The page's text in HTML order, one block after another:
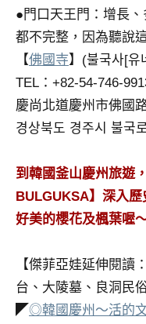
●門口天王門：增長
都不完整，因為聽說
【佛國寺】(불국사[유
TEL：+82-54-746-
慶尚北道慶州市佛國
경상북도 경주시 불국
到韓國釜山慶州旅遊
BULGUKSA】深入
好美的櫻花及楓葉喔
【傑菲亞娃延伸閱讀
台、大陵墓、良洞民俗
◤◎韓國慶州～活的